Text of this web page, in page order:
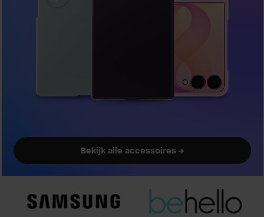
Bekijk alle accessoires →